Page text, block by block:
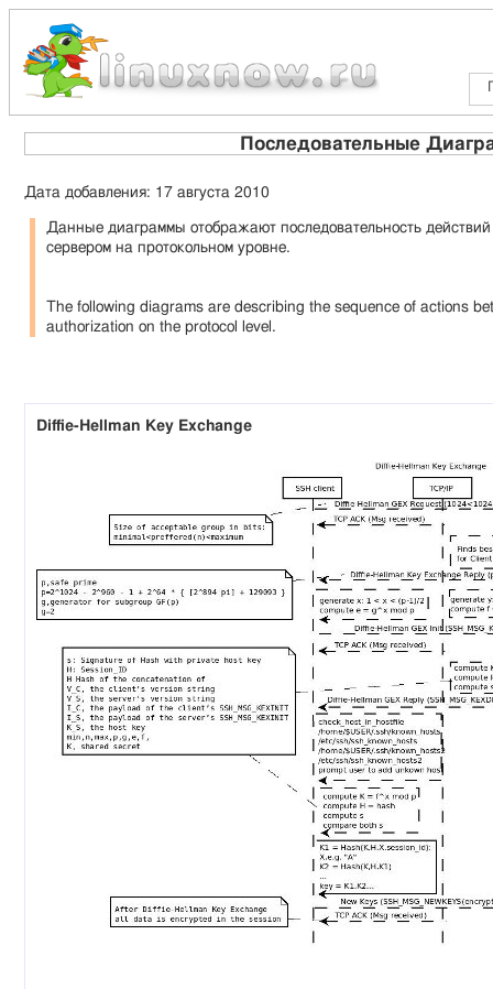
Последовательные
Дата добавления: 17 августа 2010
Данные диаграммы отображают последовательность
сервером на протокольном уровне.
The following diagrams are describing the sequence of actions
authorization on the protocol level.
Diffie-Hellman Key Exchange